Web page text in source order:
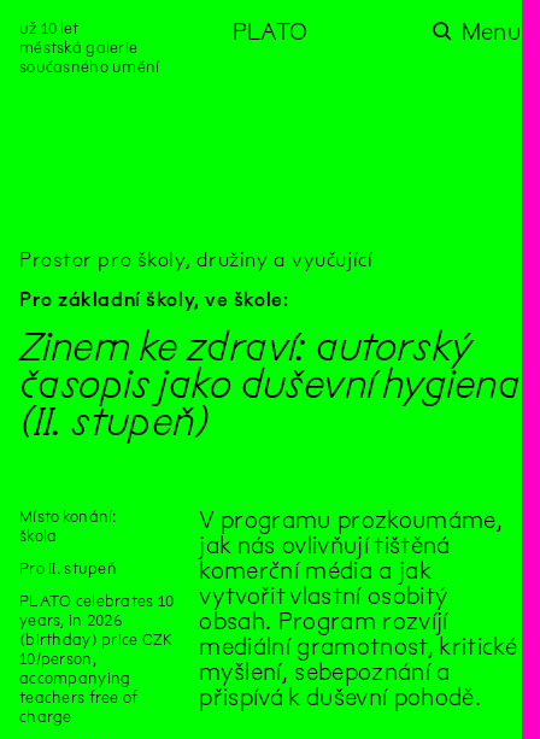
už 10 let
městská galerie
současného umění
PLATO Menu
Prostor pro školy, družiny a vyučující
Pro základní školy,ve škole:
Zinem ke zdraví: autorský
časopis jako duševní hygiena
(II. stupeň)
Místo konání:
škola
Pro II. stupeň
PLATO celebrates 10
years, in 2026
(birthday) price CZK
10/person,
accompanying
teachers free of
charge
V programu prozkoumáme,
jak nás ovlivňují tištěná
komerční média a jak
vytvořit vlastní osobitý
obsah. Program rozvíjí
mediální gramotnost, kritické
myšlení, sebepoznání a
přispívá k duševní pohodě.